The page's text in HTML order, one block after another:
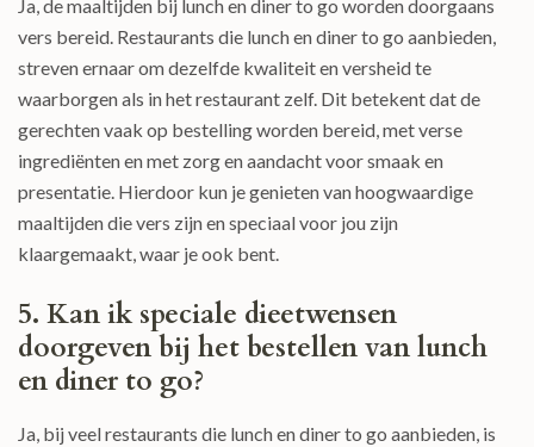
Ja, de maaltijden bij lunch en diner to go worden doorgaans
vers bereid. Restaurants die lunch en diner to go aanbieden,
streven ernaar om dezelfde kwaliteit en versheid te
waarborgen als in het restaurant zelf. Dit betekent dat de
gerechten vaak op bestelling worden bereid, met verse
ingrediënten en met zorg en aandacht voor smaak en
presentatie. Hierdoor kun je genieten van hoogwaardige
maaltijden die vers zijn en speciaal voor jou zijn
klaargemaakt, waar je ook bent.
5. Kan ik speciale dieetwensen
doorgeven bij het bestellen van lunch
en diner to go?
Ja, bij veel restaurants die lunch en diner to go aanbieden, is